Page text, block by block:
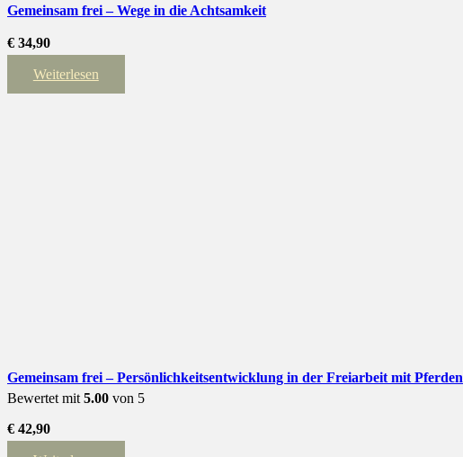
Gemeinsam frei – Wege in die Achtsamkeit
€ 34,90
Weiterlesen
Gemeinsam frei – Persönlichkeitsentwicklung in der Freiarbeit mit Pferden
Bewertet mit 5.00 von 5
€ 42,90